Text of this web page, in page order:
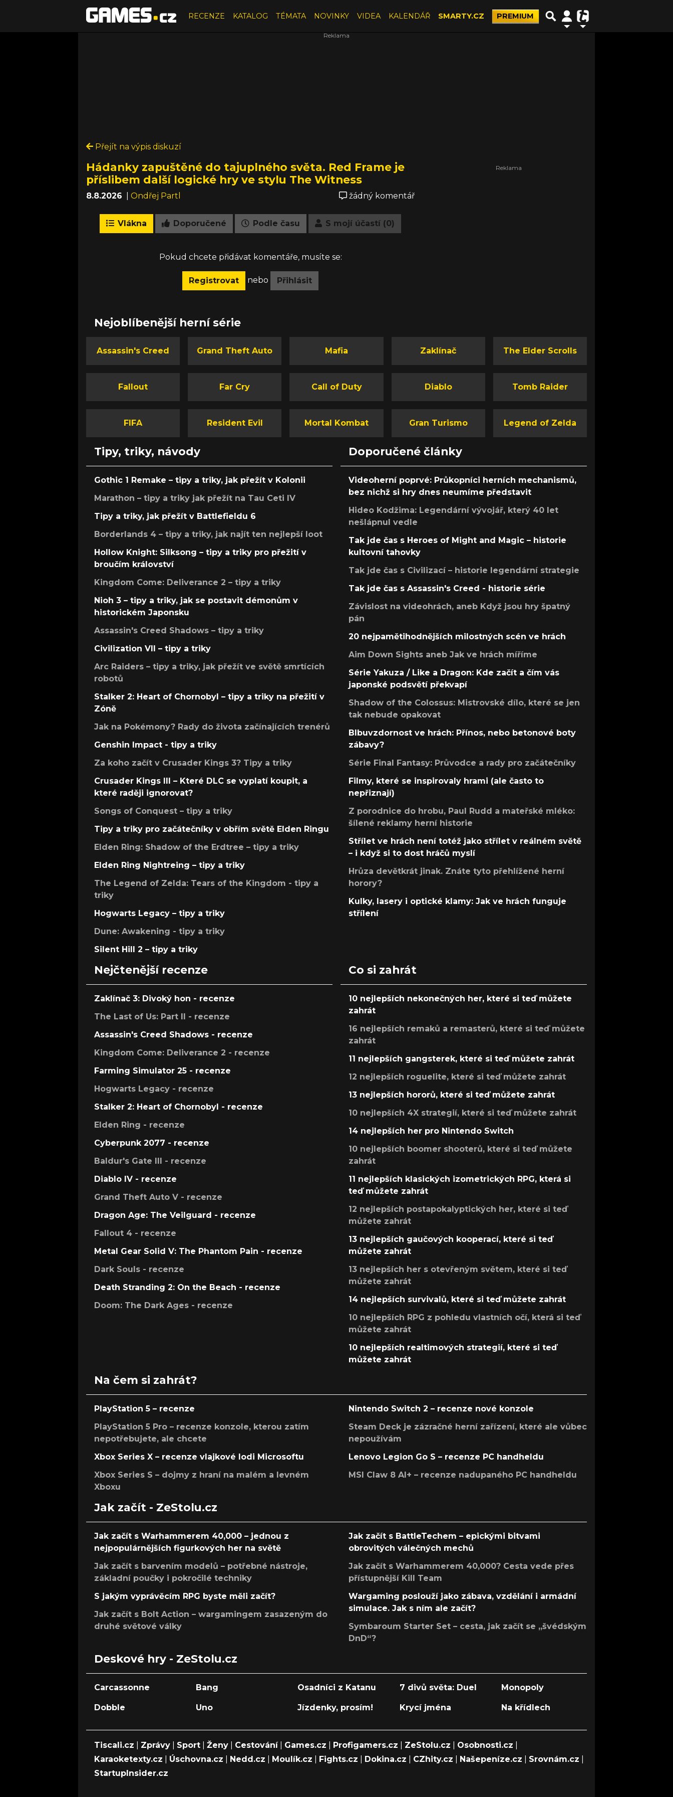
RECENZE KATALOG TÉMATA NOVINKY VIDEA KALENDÁŘ SMARTY.CZ PREMIUM
Přejít na výpis diskuzí
Hádanky zapuštěné do tajuplného světa. Red Frame je
příslibem další logické hry ve stylu The Witness
8.8.2026 Ondřej Partl žádný komentář
Vlákna Doporučené Podle času S mojí účastí (0)
Pokud chcete přidávat komentáře, musíte se:
Registrovat nebo Přihlásit
Nejoblíbenější herní série
Assassin's Creed Grand Theft Auto Mafia Zaklínač The Elder Scrolls
Fallout Far Cry Call of Duty Diablo Tomb Raider
FIFA Resident Evil Mortal Kombat Gran Turismo Legend of Zelda
Tipy, triky, návody
Gothic 1 Remake – tipy a triky, jak přežít v Kolonii
Marathon – tipy a triky jak přežít na Tau Ceti IV
Tipy a triky, jak přežít v Battlefieldu 6
Borderlands 4 – tipy a triky, jak najít ten nejlepší loot
Hollow Knight: Silksong – tipy a triky pro přežití v
broučím království
Kingdom Come: Deliverance 2 – tipy a triky
Nioh 3 – tipy a triky, jak se postavit démonům v
historickém Japonsku
Assassin's Creed Shadows – tipy a triky
Civilization VII – tipy a triky
Arc Raiders – tipy a triky, jak přežít ve světě smrtících
robotů
Stalker 2: Heart of Chornobyl – tipy a triky na přežití v
Zóně
Jak na Pokémony? Rady do života začínajících trenérů
Genshin Impact - tipy a triky
Za koho začít v Crusader Kings 3? Tipy a triky
Crusader Kings III – Které DLC se vyplatí koupit, a
které raději ignorovat?
Songs of Conquest – tipy a triky
Tipy a triky pro začátečníky v obřím světě Elden Ringu
Elden Ring: Shadow of the Erdtree – tipy a triky
Elden Ring Nightreing – tipy a triky
The Legend of Zelda: Tears of the Kingdom - tipy a
triky
Hogwarts Legacy – tipy a triky
Dune: Awakening - tipy a triky
Silent Hill 2 – tipy a triky
Doporučené články
Videoherní poprvé: Průkopníci herních mechanismů,
bez nichž si hry dnes neumíme představit
Hideo Kodžima: Legendární vývojář, který 40 let
nešlápnul vedle
Tak jde čas s Heroes of Might and Magic – historie
kultovní tahovky
Tak jde čas s Civilizací – historie legendární strategie
Tak jde čas s Assassin's Creed - historie série
Závislost na videohrách, aneb Když jsou hry špatný
pán
20 nejpamětihodnějších milostných scén ve hrách
Aim Down Sights aneb Jak ve hrách míříme
Série Yakuza / Like a Dragon: Kde začít a čím vás
japonské podsvětí překvapí
Shadow of the Colossus: Mistrovské dílo, které se jen
tak nebude opakovat
Blbuvzdornost ve hrách: Přínos, nebo betonové boty
zábavy?
Série Final Fantasy: Průvodce a rady pro začátečníky
Filmy, které se inspirovaly hrami (ale často to
nepřiznají)
Z porodnice do hrobu, Paul Rudd a mateřské mléko:
šílené reklamy herní historie
Střílet ve hrách není totéž jako střílet v reálném světě
– i když si to dost hráčů myslí
Hrůza devětkrát jinak. Znáte tyto přehlížené herní
horory?
Kulky, lasery i optické klamy: Jak ve hrách funguje
střílení
Nejčtenější recenze
Zaklínač 3: Divoký hon - recenze
The Last of Us: Part II - recenze
Assassin's Creed Shadows - recenze
Kingdom Come: Deliverance 2 - recenze
Farming Simulator 25 - recenze
Hogwarts Legacy - recenze
Stalker 2: Heart of Chornobyl - recenze
Elden Ring - recenze
Cyberpunk 2077 - recenze
Baldur's Gate III - recenze
Diablo IV - recenze
Grand Theft Auto V - recenze
Dragon Age: The Veilguard - recenze
Fallout 4 - recenze
Metal Gear Solid V: The Phantom Pain - recenze
Dark Souls - recenze
Death Stranding 2: On the Beach - recenze
Doom: The Dark Ages - recenze
Co si zahrát
10 nejlepších nekonečných her, které si teď můžete
zahrát
16 nejlepších remaků a remasterů, které si teď můžete
zahrát
11 nejlepších gangsterek, které si teď můžete zahrát
12 nejlepších roguelite, které si teď můžete zahrát
13 nejlepších hororů, které si teď můžete zahrát
10 nejlepších 4X strategií, které si teď můžete zahrát
14 nejlepších her pro Nintendo Switch
10 nejlepších boomer shooterů, které si teď můžete
zahrát
11 nejlepších klasických izometrických RPG, která si
teď můžete zahrát
12 nejlepších postapokalyptických her, které si teď
můžete zahrát
13 nejlepších gaučových kooperací, které si teď
můžete zahrát
13 nejlepších her s otevřeným světem, které si teď
můžete zahrát
14 nejlepších survivalů, které si teď můžete zahrát
10 nejlepších RPG z pohledu vlastních očí, která si teď
můžete zahrát
10 nejlepších realtimových strategií, které si teď
můžete zahrát
Na čem si zahrát?
PlayStation 5 – recenze
PlayStation 5 Pro – recenze konzole, kterou zatím
nepotřebujete, ale chcete
Xbox Series X – recenze vlajkové lodi Microsoftu
Xbox Series S – dojmy z hraní na malém a levném
Xboxu
Nintendo Switch 2 – recenze nové konzole
Steam Deck je zázračné herní zařízení, které ale vůbec
nepoužívám
Lenovo Legion Go S – recenze PC handheldu
MSI Claw 8 AI+ – recenze nadupaného PC handheldu
Jak začít - ZeStolu.cz
Jak začít s Warhammerem 40,000 – jednou z
nejpopulárnějších figurkových her na světě
Jak začít s barvením modelů – potřebné nástroje,
základní poučky i pokročilé techniky
S jakým vyprávěcím RPG byste měli začít?
Jak začít s Bolt Action – wargamingem zasazeným do
druhé světové války
Jak začít s BattleTechem – epickými bitvami
obrovitých válečných mechů
Jak začít s Warhammerem 40,000? Cesta vede přes
přístupnější Kill Team
Wargaming poslouží jako zábava, vzdělání i armádní
simulace. Jak s ním ale začít?
Symbaroum Starter Set – cesta, jak začít se „švédským
DnD“?
Deskové hry - ZeStolu.cz
Carcassonne Bang Osadníci z Katanu 7 divů světa: Duel Monopoly
Dobble Uno Jízdenky, prosím! Krycí jména Na křídlech
Tiscali.cz Zprávy Sport Ženy Cestování| Games.cz Profigamers.cz ZeStolu.cz Osobnosti.cz
Karaoketexty.cz
Úschovna.cz Nedd.cz Moulík.cz Fights.cz Dokina.cz CZhity.cz Našepeníze.cz Srovnám.cz
StartupInsider.cz